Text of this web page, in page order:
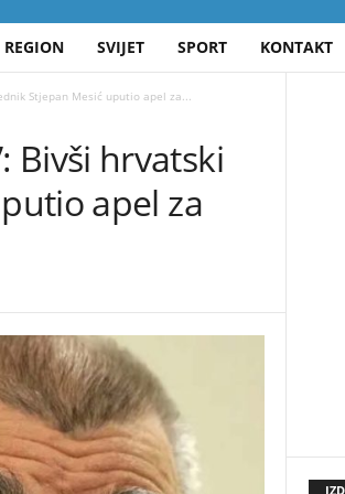
REGION SVIJET SPORT KONTAKT
Stjepan Mesić uputio apel za...
Bivši hrvatski
apel za